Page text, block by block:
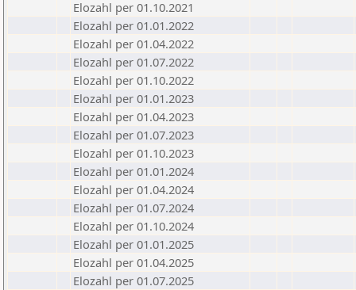
Elozahl per 01.10.2021
Elozahl per 01.01.2022
Elozahl per 01.04.2022
Elozahl per 01.07.2022
Elozahl per 01.10.2022
Elozahl per 01.01.2023
Elozahl per 01.04.2023
Elozahl per 01.07.2023
Elozahl per 01.10.2023
Elozahl per 01.01.2024
Elozahl per 01.04.2024
Elozahl per 01.07.2024
Elozahl per 01.10.2024
Elozahl per 01.01.2025
Elozahl per 01.04.2025
Elozahl per 01.07.2025